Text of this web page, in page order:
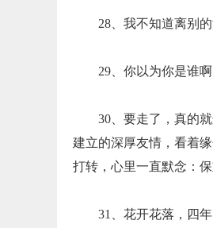
28、我不知道离别
29、你以为你是谁
30、要走了，真的
建立的深厚友情，看着
打转，心里一直默念：
31、花开花落，四